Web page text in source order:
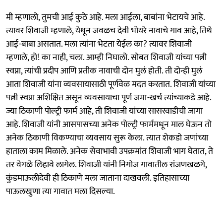
मी म्हणालो, तुमची आई कुठे आहे. मला आईला, बाबांना भेटायचे आहे.
त्यावर शिवाजी म्हणाले, येथून जवळच देवी भोयरे नावाचे गाव आहे, तिथे
आई-बाबा असतात. मला त्यांना भेटता येईल का? त्यावर शिवाजी
म्हणाले, हो! का नाही, चला. आम्ही निघालो. सोबत शिवाजी यांच्या पत्नी
स्वप्ना, त्यांची प्रदीप आणि प्रतीक नावाची दोन मुलं होती. ती दोन्ही मुलं
आता शिवाजी यांना व्यवसायासाठी पूर्णवेळ मदत करतात. शिवाजी यांच्या
पत्नी स्वप्ना अशिक्षित असून व्यवसायाचा पूर्ण जमा-खर्च त्यांच्याकडे आहे.
ज्या ठिकाणी पोल्ट्री फार्म आहे, ती शिवाजी यांच्या सासरवाडीची जागा
आहे. शिवाजी यांनी आसपासच्या अनेक पोल्ट्री फार्ममधून माल घेऊन तो
अनेक ठिकाणी विकण्याचा व्यवसाय सुरू केला. त्यात शेकडो जणांच्या
हाताला काम मिळाले. अनेक सेवाभावी उपक्रमांत शिवाजी भाग घेतात, ते
तर वेगळे लिहावे लागेल. शिवाजी यांनी निगोज गावातील रांजणखळगे,
कुंडमाऊलीदेवी ही ठिकाणे मला जाताना दाखवली. इतिहासाच्या
पाऊलखुणा त्या गावात मला दिसल्या.